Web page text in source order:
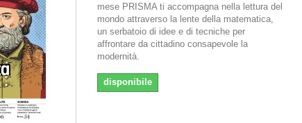
mese PRISMA ti accompagna nella lettura del
mondo attraverso la lente della matematica,
un serbatoio di idee e di tecniche per
affrontare da cittadino consapevole la
modernità.
disponibile